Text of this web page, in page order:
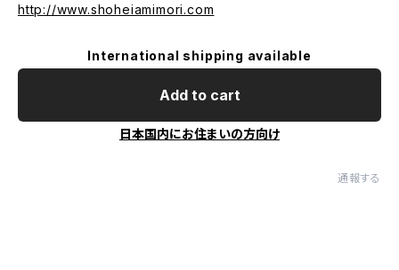
http://www.shoheiamimori.com
International shipping available
Add to cart
日本国内にお住まいの方向け
通報する